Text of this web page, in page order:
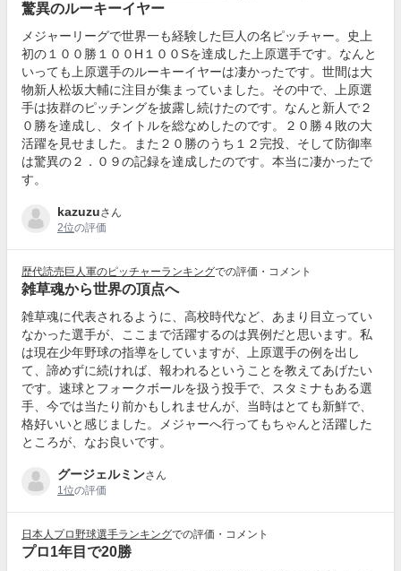
驚異のルーキーイヤー
メジャーリーグで世界一も経験した巨人の名ピッチャー。史上
初の１００勝１００H１００Sを達成した上原選手です。なんと
いっても上原選手のルーキーイヤーは凄かったです。世間は大
物新人松坂大輔に注目が集まっていました。その中で、上原選
手は抜群のピッチングを披露し続けたのです。なんと新人で２
０勝を達成し、タイトルを総なめしたのです。２０勝４敗の大
活躍を見せました。また２０勝のうち１２完投、そして防御率
は驚異の２．０９の記録を達成したのです。本当に凄かったで
す。
kazuzuさん
2位の評価
歴代読売巨人軍のピッチャーランキングでの評価・コメント
雑草魂から世界の頂点へ
雑草魂に代表されるように、高校時代など、あまり目立ってい
なかった選手が、ここまで活躍するのは異例だと思います。私
は現在少年野球の指導をしていますが、上原選手の例を出し
て、諦めずに続ければ、報われるということを教えてあげたい
です。速球とフォークボールを扱う投手で、スタミナもある選
手、今では当たり前かもしれませんが、当時はとても新鮮で、
格好いいと感じました。メジャーへ行ってもちゃんと活躍した
ところが、なお良いです。
グージェルミンさん
1位の評価
日本人プロ野球選手ランキングでの評価・コメント
プロ1年目で20勝